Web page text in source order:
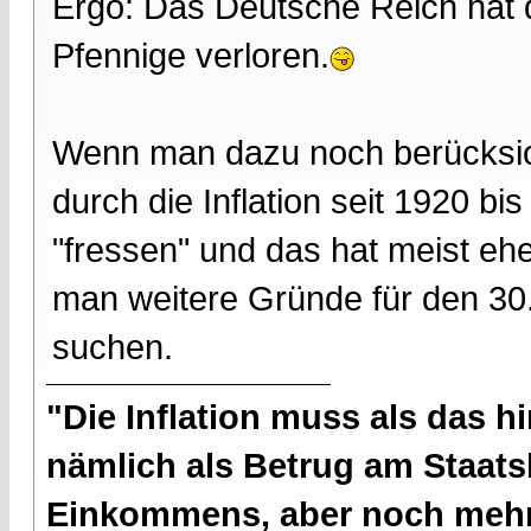
Pfennige verloren.
Wenn man dazu noch
durch die Inflation seit 1920
"fressen" und das hat meist
man weitere Gründe für den
suchen.
"Die Inflation muss als das
nämlich als Betrug am
Einkommens, aber noch